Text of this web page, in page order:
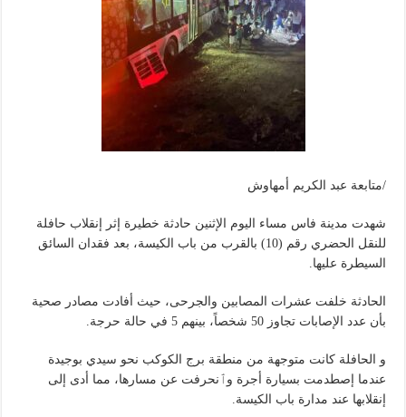
/متابعة عبد الكريم أمهاوش
شهدت مدينة فاس مساء اليوم الإثنين حادثة خطيرة إثر إنقلاب حافلة
للنقل الحضري رقم (10) بالقرب من باب الكيسة، بعد فقدان السائق
السيطرة عليها.
الحادثة خلفت عشرات المصابين والجرحى، حيث أفادت مصادر صحية
بأن عدد الإصابات تجاوز 50 شخصاً، بينهم 5 في حالة حرجة.
و الحافلة كانت متوجهة من منطقة برج الكوكب نحو سيدي بوجيدة
عندما إصطدمت بسيارة أجرة وٱنحرفت عن مسارها، مما أدى إلى
إنقلابها عند مدارة باب الكيسة.